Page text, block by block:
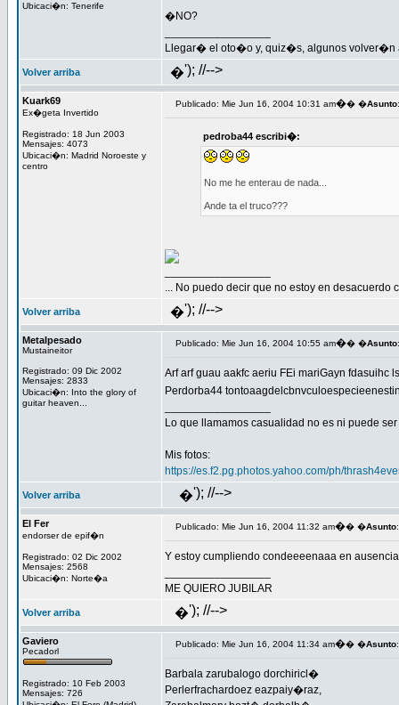
Ubicaci�n: Tenerife
�NO?
Llegar� el oto�o y, quiz�s, algunos volver�n
Volver arriba �'); //-->
Kuark69
Ex�geta Invertido
Registrado: 18 Jun 2003
Mensajes: 4073
Ubicaci�n: Madrid Noroeste y
centro
Publicado: Mie Jun 16, 2004 10:31 am�� �Asunto:
pedroba44 escribi�:
No me he enterau de nada...
Ande ta el truco???
... No puedo decir que no estoy en desacuerdo
Volver arriba �'); //-->
Metalpesado
Mustaineitor
Registrado: 09 Dic 2002
Mensajes: 2833
Ubicaci�n: Into the glory of
guitar heaven...
Publicado: Mie Jun 16, 2004 10:55 am�� �Asunto:
Arf arf guau aakfc aeriu FEi mariGayn fdasuihc
Perdorba44
Lo que llamamos casualidad no es ni puede
Mis fotos:
https://es.f2.pg.photos.yahoo.com/ph/
Volver arriba �'); //-->
El Fer
endorser de epif�n
Registrado: 02 Dic 2002
Mensajes: 2568
Ubicaci�n: Norte�a
Publicado: Mie Jun 16, 2004 11:32 am�� �Asunto:
Y estoy cumpliendo condeeeenaaa en
ME QUIERO JUBILAR
Volver arriba �'); //-->
Gaviero
Pecadorl
Registrado: 10 Feb 2003
Mensajes: 726
Publicado: Mie Jun 16, 2004 11:34 am�� �Asunto:
Barbala zarubalogo dorchiricl�
Perlerfrachardoez eazpaiy�raz,